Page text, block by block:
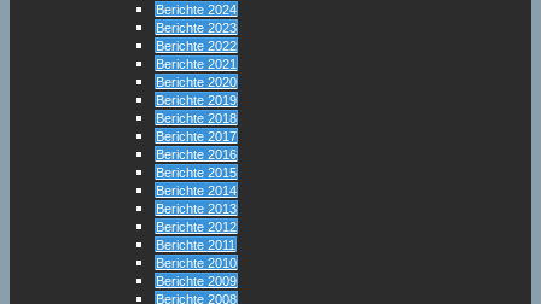
Berichte 2024
Berichte 2023
Berichte 2022
Berichte 2021
Berichte 2020
Berichte 2019
Berichte 2018
Berichte 2017
Berichte 2016
Berichte 2015
Berichte 2014
Berichte 2013
Berichte 2012
Berichte 2011
Berichte 2010
Berichte 2009
Berichte 2008